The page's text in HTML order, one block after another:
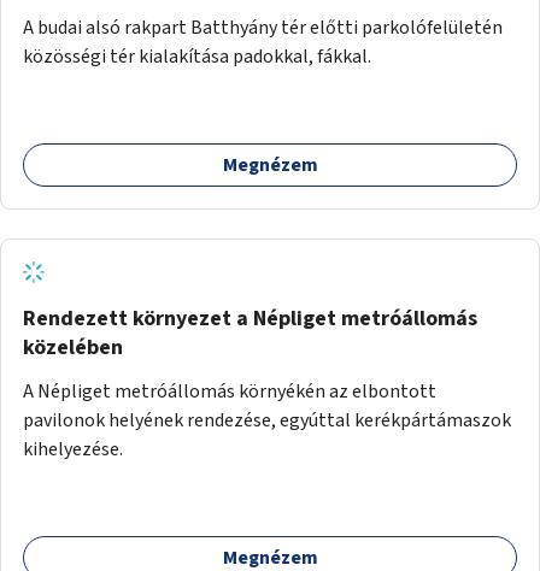
A budai alsó rakpart Batthyány tér előtti parkolófelületén
közösségi tér kialakítása padokkal, fákkal.
Megnézem
Rendezett környezet a Népliget metróállomás
közelében
A Népliget metróállomás környékén az elbontott
pavilonok helyének rendezése, egyúttal kerékpártámaszok
kihelyezése.
Megnézem